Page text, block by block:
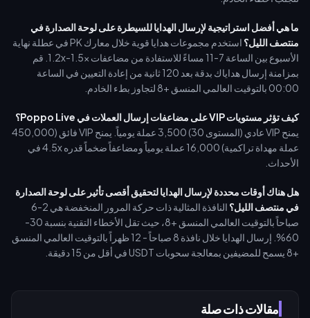
مقالات ذات صلة
ما هي أفضل استراتيجية لإرسال الهدايا للسيطرة على لوحة الصدارة في
منتصف الليل؟
استخدم مجموعات هدايا قوية خلال معارك PK في عطلة نهاية
الأسبوع بين الساعة 7-11 مساءً للاستفادة من مضاعفات 1.2x-1.5x. قم
بمزامنة إرسال هداياك بدقة بعد 120 ثانية من إعادة التعيين في الساعة
00:00 بالتوقيت العالمي المنسق +8 لتجاوز بطء الخادم.
كيف تؤثر مستويات VIP على مضاعفات إرسال العملات في Poppo Live؟
يمنح VIP عادي (المستوى 30) 3,500 عملة يومياً. يمنح VIP فائق (450,000
عملة مهداة تراكمية) 16,000 عملة يومياً ومضاعفاً ضخماً قدره 4.5x في
الأحداث.
هل هناك أوقات محددة لإرسال الهدايا لتحقيق أقصى تأثير على لوحة الصدارة
في منتصف الليل؟
النافذة المثالية ذات حركة المرور المنخفضة هي 2-6
صباحاً بالتوقيت العالمي المنسق +8، حيث تقل الأخطاء التقنية بنسبة 30-
60%. إرسال الهدايا خلال نافذة 8 صباحاً - 12 ظهراً بالتوقيت العالمي المنسق
+8 يسمح للمضيفين بمعالجة سحوبات USDT في أقل من 15 دقيقة.